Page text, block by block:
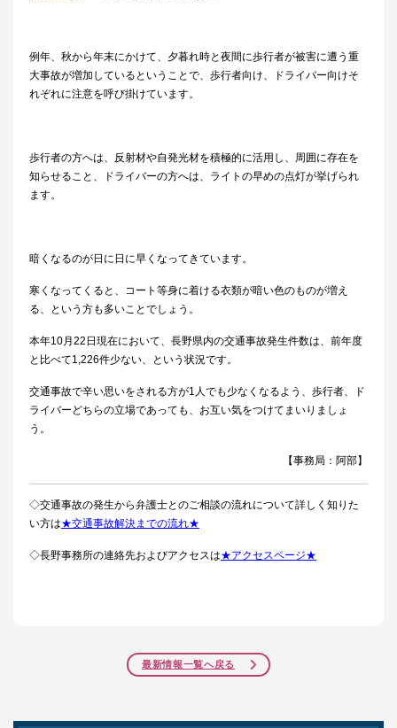
例年、秋から年末にかけて、夕暮れ時と夜間に歩行者が被害に遭う重
大事故が増加しているということで、歩行者向け、ドライバー向けそ
れぞれに注意を呼び掛けています。
歩行者の方へは、反射材や自発光材を積極的に活用し、周囲に存在を
知らせること、ドライバーの方へは、ライトの早めの点灯が挙げられ
ます。
暗くなるのが日に日に早くなってきています。
寒くなってくると、コート等身に着ける衣類が暗い色のものが増え
る、という方も多いことでしょう。
本年10月22 日現在において、長野県内の交通事故発生件数は、前年度
と比べて1,226件少ない、という状況です。
交通事故で辛い思いをされる方が1 人でも少なくなるよう、歩行者、ド
ライバーどちらの立場であっても、お互い気をつけてまいりましょ
う。
【事務局：阿部】
◇交通事故の発生から弁護士とのご相談の流れについて詳しく知りた
い方は★交通事故解決までの流れ★
◇長野事務所の連絡先およびアクセスは★アクセスページ★
最新情報一覧へ戻る